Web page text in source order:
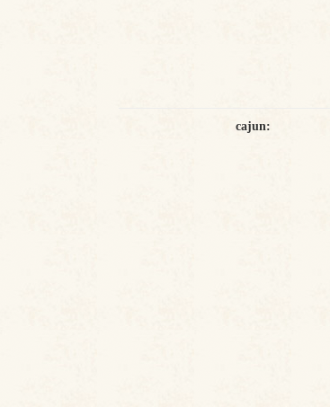
cajun: